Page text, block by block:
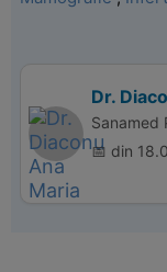
Dr.
Sanamed
📅 din